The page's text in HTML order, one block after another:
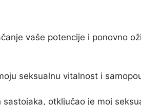
vaše potencije i ponovno
seksualnu vitalnost i
otključao je moj